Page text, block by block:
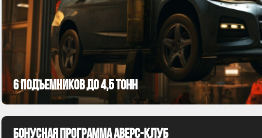
6 подъемников до 4,5 тонн
Бонусная программа Аверс-клуб